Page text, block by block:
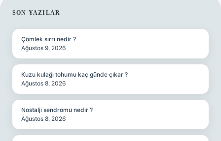
SIDEBAR
SON YAZILAR
Çömlek sırrı nedir ?
Ağustos 9, 2026
Kuzu kulağı tohumu kaç günde çıkar ?
Ağustos 8, 2026
Nostalji sendromu nedir ?
Ağustos 8, 2026